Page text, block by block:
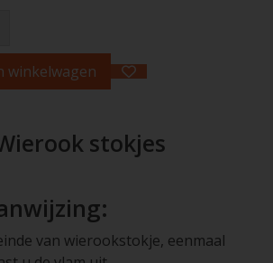
winkelwagen
stokjes
van wierookstokje, eenmaal